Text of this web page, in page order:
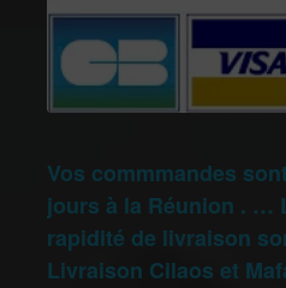
Vos commmandes
jours à la Réunion . …
rapidité de livraison
Livraison Cilaos et